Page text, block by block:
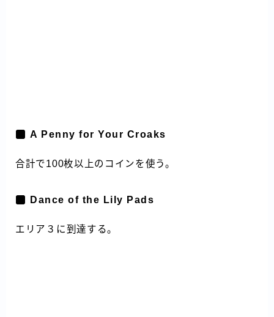
A Penny for Your Croaks
合計で100枚以上のコインを使う。
Dance of the Lily Pads
エリア３に到達する。